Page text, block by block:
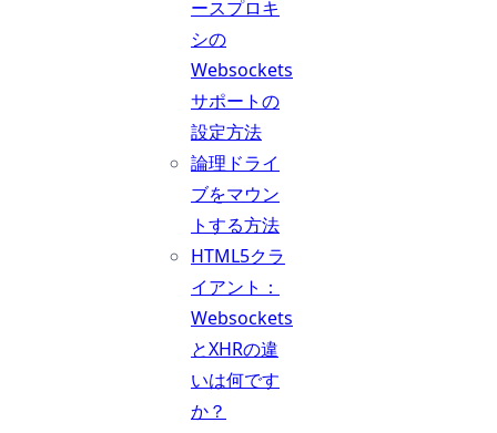
ースプロキ
シの
Websockets
サポートの
設定方法
論理ドライ
ブをマウン
トする方法
HTML5クラ
イアント：
Websockets
とXHRの違
いは何です
か？